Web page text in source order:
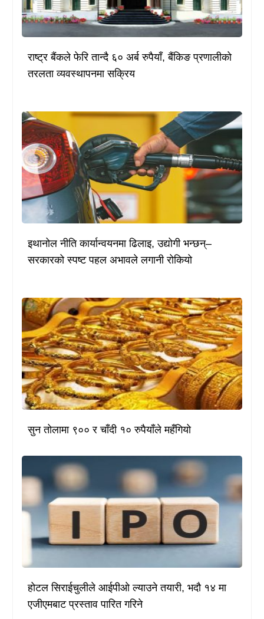
राष्ट्र बैंकले फेरि तान्दै ६० अर्ब रुपैयाँ, बैंकिङ प्रणालीको
तरलता व्यवस्थापनमा सक्रिय
इथानोल नीति कार्यान्वयनमा ढिलाइ, उद्योगी भन्छन्–
सरकारको स्पष्ट पहल अभावले लगानी रोकियो
सुन तोलामा ९०० र चाँदी १० रुपैयाँले महँगियो
होटल सिराईचुलीले आईपीओ ल्याउने तयारी, भदौ १४ मा
एजीएमबाट प्रस्ताव पारित गरिने